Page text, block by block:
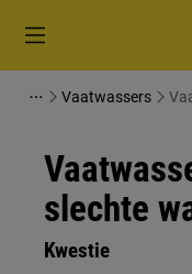
Vaatwassers
slechte
Kwestie